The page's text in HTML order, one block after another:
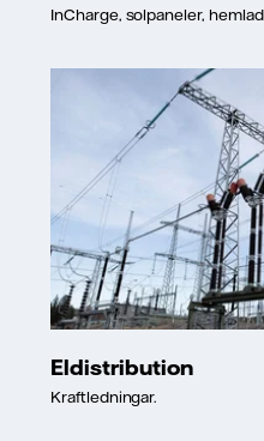
InCharge, solpaneler,
Eldistribution
Kraftledningar.